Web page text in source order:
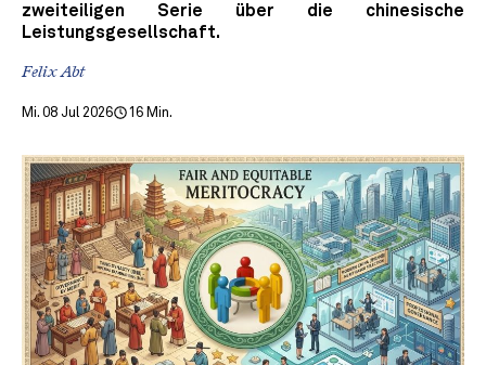
zweiteiligen Serie über die chinesische
Leistungsgesellschaft.
Felix Abt
Mi. 08 Jul 2026 16 Min.